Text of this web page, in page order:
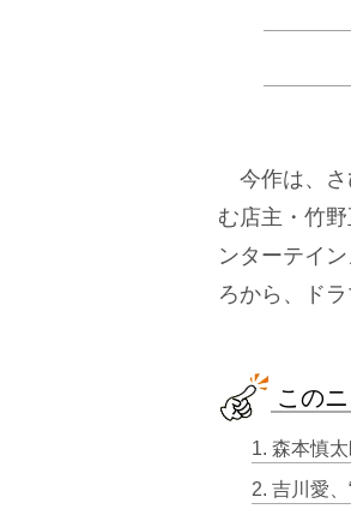
今作は、さ
む店主・竹
ンターテイ
ろから、ド
この
1. 森本慎